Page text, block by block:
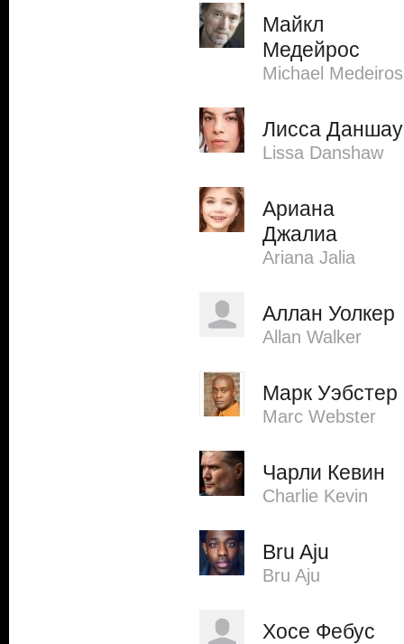
Майкл
Медейрос
Michael Medeiros
Лисса Даншау
Lissa Danshaw
Ариана
Джалиа
Ariana Jalia
Аллан Уолкер
Allan Walker
Марк Уэбстер
Marc Webster
Чарли Кевин
Charlie Kevin
Bru Aju
Bru Aju
Хосе Фебус